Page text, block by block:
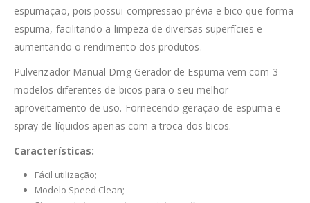
espumação, pois possui compressão prévia e bico que forma
espuma, facilitando a limpeza de diversas superfícies e
aumentando o rendimento dos produtos.
Pulverizador Manual Dmg Gerador de Espuma vem com 3
modelos diferentes de bicos para o seu melhor
aproveitamento de uso. Fornecendo geração de espuma e
spray de líquidos apenas com a troca dos bicos.
Características:
Fácil utilização;
Modelo Speed Clean;